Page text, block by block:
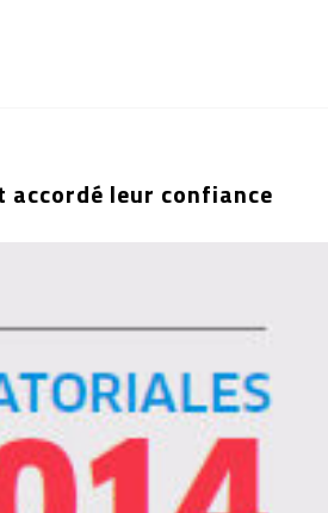
accordé leur confiance